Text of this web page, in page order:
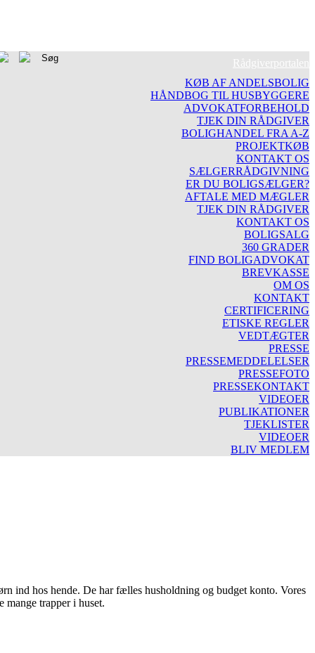
Rådgiverportalen
KØB AF ANDELSBOLIG
HÅNDBOG TIL HUSBYGGERE
ADVOKATFORBEHOLD
TJEK DIN RÅDGIVER
BOLIGHANDEL FRA A-Z
PROJEKTKØB
KONTAKT OS
SÆLGERRÅDGIVNING
ER DU BOLIGSÆLGER?
AFTALE MED MÆGLER
TJEK DIN RÅDGIVER
KONTAKT OS
BOLIGSALG
360 GRADER
FIND BOLIGADVOKAT
BREVKASSE
OM OS
KONTAKT
CERTIFICERING
ETISKE REGLER
VEDTÆGTER
PRESSE
PRESSEMEDDELELSER
PRESSEFOTO
PRESSEKONTAKT
VIDEOER
PUBLIKATIONER
TJEKLISTER
VIDEOER
BLIV MEDLEM
ind hos hende. De har fælles husholdning og budget konto. Vores
mange trapper i huset.